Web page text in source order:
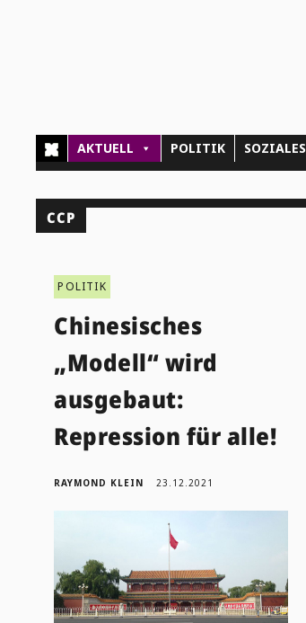
AKTUELL POLITIK SOZIALES
CCP
POLITIK
Chinesisches
„Modell“ wird
ausgebaut:
Repression für alle!
RAYMOND KLEIN 23.12.2021